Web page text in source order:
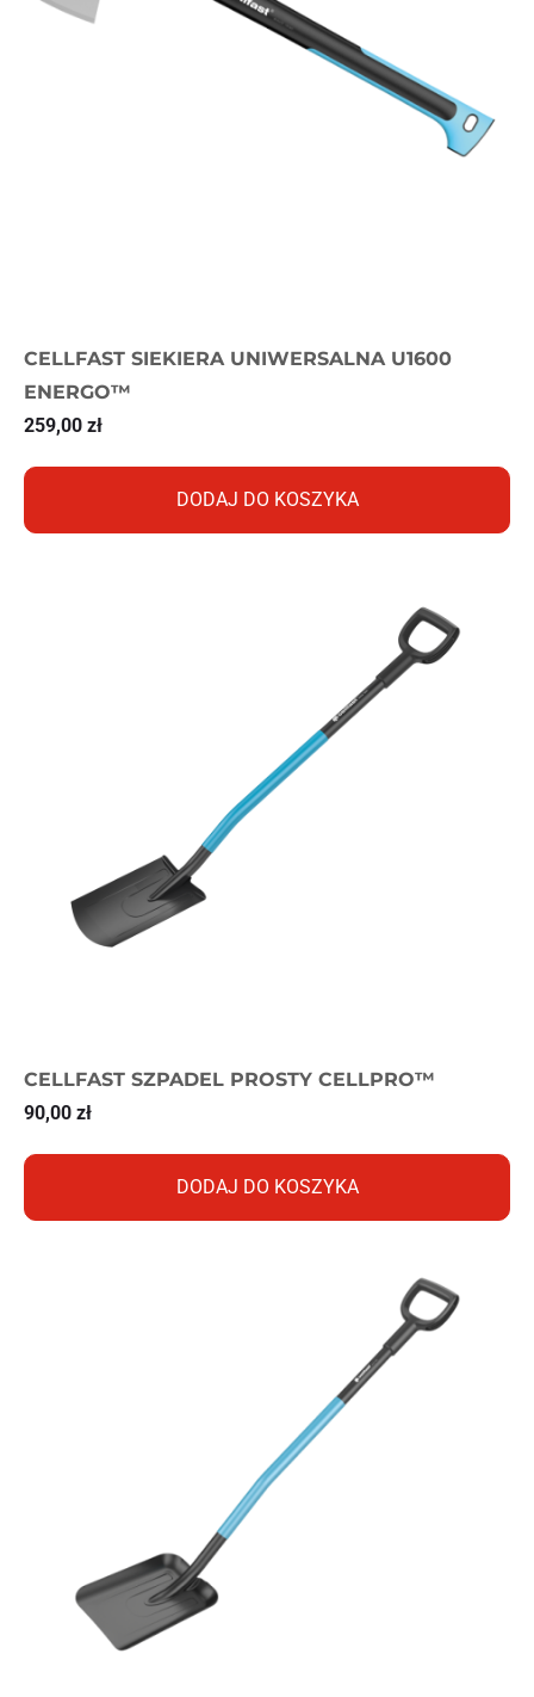
CELLFAST SIEKIERA UNIWERSALNA U1600
ENERGO™
259,00 zł
DODAJ DO KOSZYKA
CELLFAST SZPADEL PROSTY CELLPRO™
90,00 zł
DODAJ DO KOSZYKA